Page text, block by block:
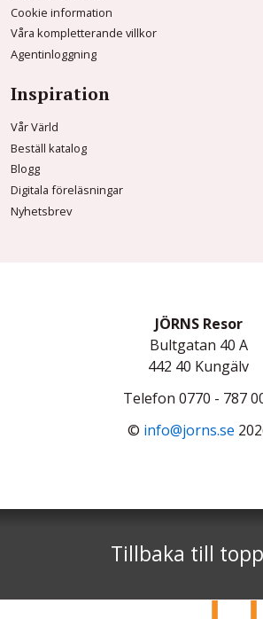
Cookie information
Våra kompletterande villkor
Agentinloggning
Inspiration
Vår Värld
Beställ katalog
Blogg
Digitala föreläsningar
Nyhetsbrev
JÖRNS Resor
Bultgatan 40 A
442 40 Kungälv
Telefon 0770 - 787
© info@jorns.se
Tillbaka till